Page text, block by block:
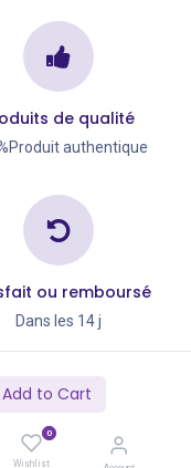
to Cart
0
Wishlist
de qualité
authentique
ou remboursé
Dans les 14 j